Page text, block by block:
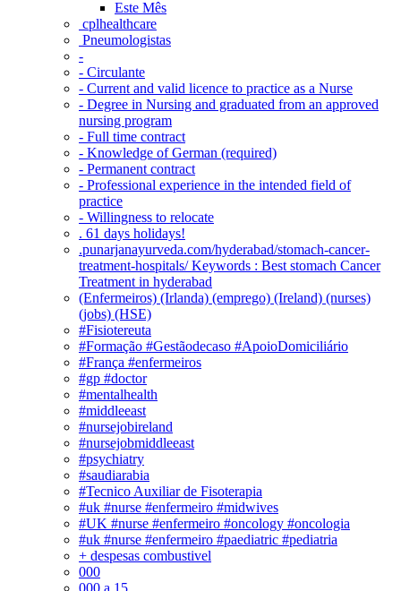
Este Mês
‎ cplhealthcare‬
Pneumologistas
-
- Circulante
- Current and valid licence to practice as a Nurse
- Degree in Nursing and graduated from an approved
nursing program
- Full time contract
- Knowledge of German (required)
- Permanent contract
- Professional experience in the intended field of
practice
- Willingness to relocate
. 61 days holidays!
.punarjanayurveda.com/hyderabad/stomach-cancer-
treatment-hospitals/ Keywords : Best stomach Cancer
Treatment in hyderabad
(Enfermeiros) (Irlanda) (emprego) (Ireland) (nurses)
(jobs) (HSE)
#Fisiotereuta
#Formação #Gestãodecaso #ApoioDomiciliário
#França #enfermeiros
#gp #doctor
#mentalhealth
#middleeast
#nursejobireland
#nursejobmiddleeast
#psychiatry
#saudiarabia
#Tecnico Auxiliar de Fisoterapia
#uk #nurse #enfermeiro #midwives
#UK #nurse #enfermeiro #oncology #oncologia
#uk #nurse #enfermeiro #paediatric #pediatria
+ despesas combustivel
000
000 a 15